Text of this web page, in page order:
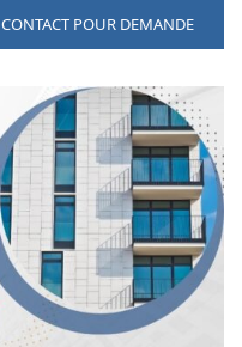
CONTACT POUR DEMANDE